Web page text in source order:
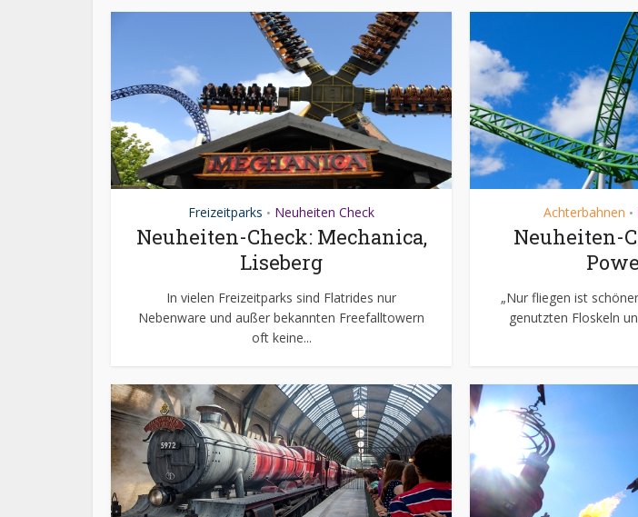
Freizeitparks • Neuheiten Check
Neuheiten-Check: Mechanica,
Liseberg
In vielen Freizeitparks sind Flatrides nur
Nebenware und außer bekannten Freefalltowern
oft keine...
Achterbahnen •
Neuheiten-
„Nur fliegen ist
genutzten Floskeln